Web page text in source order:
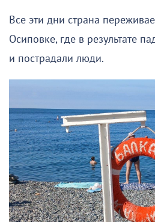
Все эти дни страна
Осиповке, где в результате
и пострадали люди.